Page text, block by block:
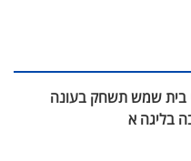
בית שמש תשחק בעונה
בליגה א